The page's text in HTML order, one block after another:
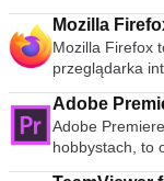
funkcje. Ma
minimalistyczny
które
do nich takie
który
(nawet gdy masz złe
wszystko,
pomocą
Mozilla
Mozilla Firefox
przeglądarka
publicznej
przeglądarką,
Explorer. Od
pojawia się w 3
świecie.
Adobe
Adobe
hobbystach, to
że było to